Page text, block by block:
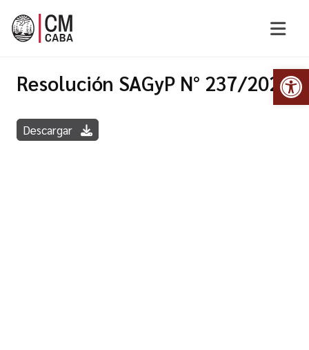
Resolución SAGyP N° 237/2020
Descargar